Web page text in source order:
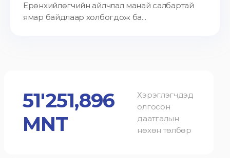
Ерөнхийлөгчийн айлчлал манай салбартай
ямар байдлаар холбогдож ба...
51'251,896
MNT
Хэрэглэгчдэд
олгосон
даатгалын
нөхөн төлбөр